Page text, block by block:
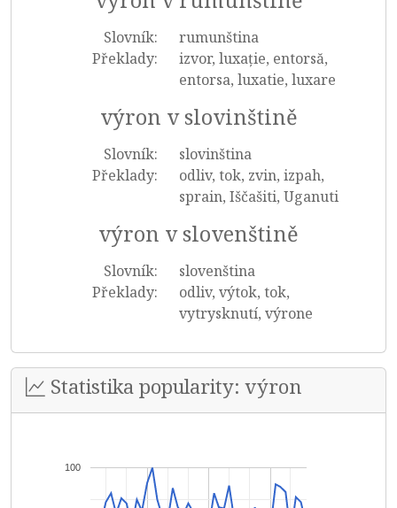
Slovník:
rumunština
Překlady:
izvor, luxație, entorsă,
entorsa, luxatie, luxare
výron v slovinštině
Slovník:
slovinština
Překlady:
odliv, tok, zvin, izpah,
sprain, Iščašiti, Uganuti
výron v slovenštině
Slovník:
slovenština
Překlady:
odliv, výtok, tok,
vytrysknutí, výrone
Statistika popularity: výron
100